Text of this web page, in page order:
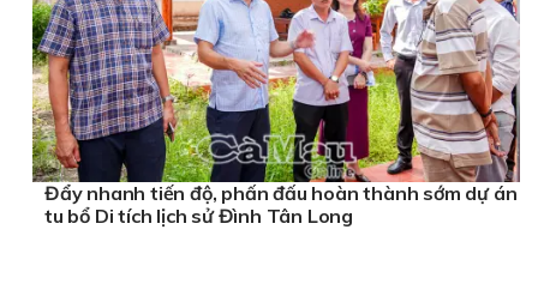
Đẩy nhanh tiến độ, phấn đấu hoàn thành sớm dự án
tu bổ Di tích lịch sử Đình Tân Long